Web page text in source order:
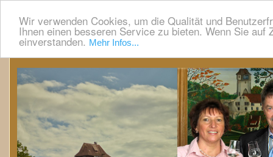
Wir verwenden Cookies, um die Qualität und
Ihnen einen besseren Service zu bieten. Wenn Sie
einverstanden. Mehr Infos...